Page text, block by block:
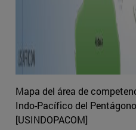
Mapa del área de
Indo-Pacífico del
[USINDOPACOM]